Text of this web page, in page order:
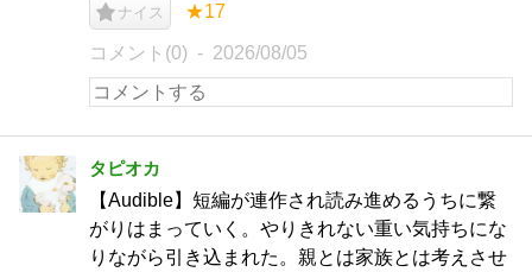
ナイス ★17
コメント(0) 2026/08/05
タピオカ
【Audible】短編が連作され読み進めるうちに繋
がりはまっていく。やりきれない重い気持ちにな
りながら引き込まれた。親とは家族とは考えさせ